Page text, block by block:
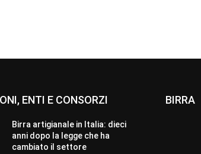
ENTI E CONSORZI
Birra artigianale in Italia: dieci
anni dopo la legge che ha
cambiato il settore
BIRRA